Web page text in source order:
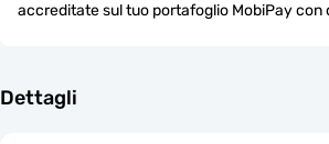
accreditate sul tuo portafoglio MobiPay con
Dettagli